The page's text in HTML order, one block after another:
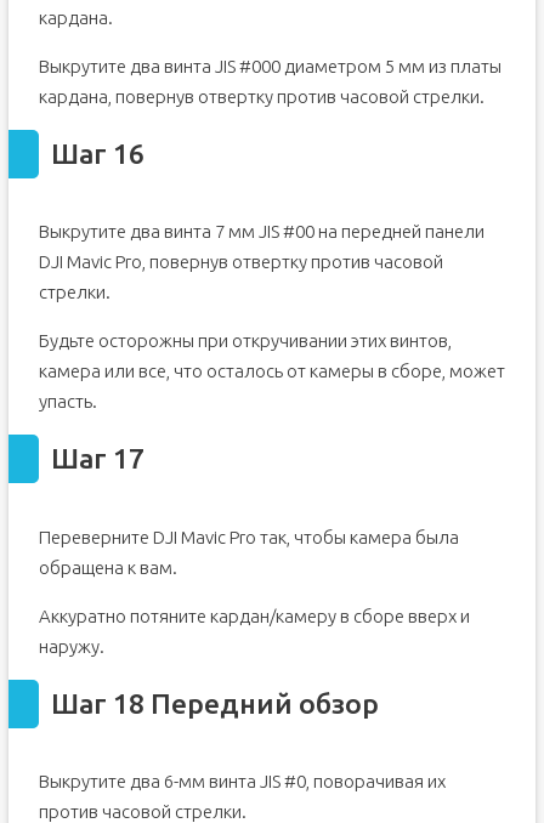
кардана.
Выкрутите два винта JIS #000 диаметром 5 мм из платы
кардана, повернув отвертку против часовой стрелки.
Шаг 16
Выкрутите два винта 7 мм JIS #00 на передней панели
DJI Mavic Pro, повернув отвертку против часовой
стрелки.
Будьте осторожны при откручивании этих винтов,
камера или все, что осталось от камеры в сборе, может
упасть.
Шаг 17
Переверните DJI Mavic Pro так, чтобы камера была
обращена к вам.
Аккуратно потяните кардан/камеру в сборе вверх и
наружу.
Шаг 18 Передний обзор
Выкрутите два 6-мм винта JIS #0, поворачивая их
против часовой стрелки.